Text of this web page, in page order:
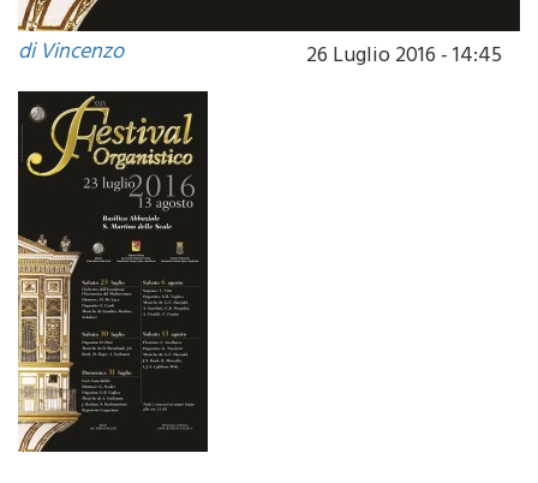
di Vincenzo 26 Luglio 2016 - 14:45